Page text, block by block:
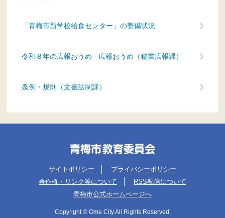
「青梅市新学校給食センター」の整備状況
令和８年の広報おうめ - 広報おうめ（秘書広報課）
条例・規則（文書法制課）
サイトポリシー
プライバシーポリシー
著作権・リンク等について
RSS配信について
青梅市公式ホームページへ
Copyright © Ome City All Rights Reserved.